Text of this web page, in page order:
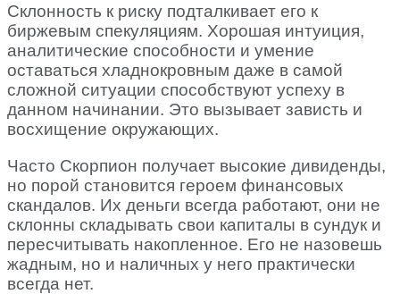
Склонность к риску подталкивает его к
биржевым спекуляциям. Хорошая интуиция,
аналитические способности и умение
оставаться хладнокровным даже в самой
сложной ситуации способствуют успеху в
данном начинании. Это вызывает зависть и
восхищение окружающих.
Часто Скорпион получает высокие дивиденды,
но порой становится героем финансовых
скандалов. Их деньги всегда работают, они не
склонны складывать свои капиталы в сундук и
пересчитывать накопленное. Его не назовешь
жадным, но и наличных у него практически
всегда нет.